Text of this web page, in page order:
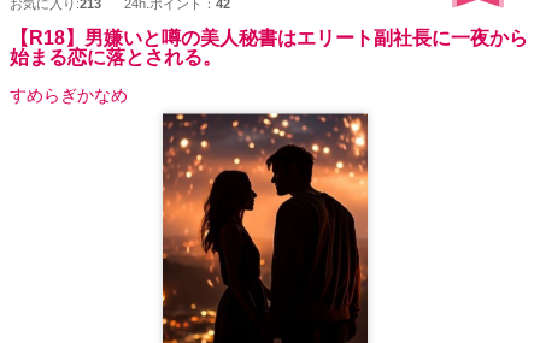
お気に入り:213 24h.ポイント： 42
【R18】男嫌いと噂の美人秘書はエリート副社長に一夜から
始まる恋に落とされる。
すめらぎかなめ